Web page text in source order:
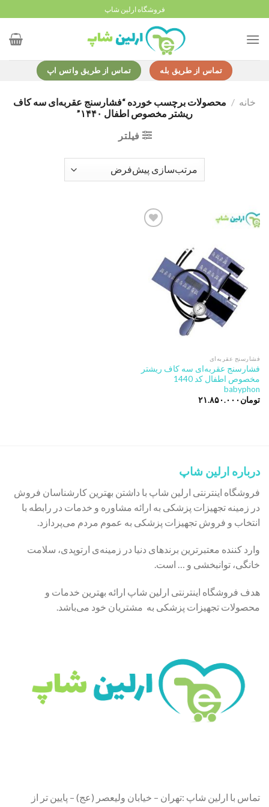
to
content
فروشگاه ارلین شاپ
تماس از طریق بله تماس از طریق واتس اپ
خانه / محصولات برچسب خورده “فشارسنج عقربه‌ای سه کاف
ریشتر مخصوص اطفال ۱۴۴۰”
فیلتر
wishlist
فشارسنج عقربه‌ای
فشارسنج عقربه‌ای سه کاف ریشتر
مخصوص اطفال کد 1440
babyphon
تومان ۲۱.۸۵۰.۰۰۰
درباره ارلین شاپ
فروشگاه اینترنتی ارلین شاپ با داشتن بهترین کارشناسان فروش
در زمینه تجهیزات پزشکی به ارائه مشاوره و خدمات در رابطه با
انتخاب و فروش تجهیزات پزشکی به عموم مردم می‌پردازد.
وارد کننده معتبرترین برندهای دنیا در زمینه‌ی ارتوپدی، سلامت
خانگی، توانبخشی و … است.
هدف فروشگاه اینترنتی ارلین شاپ ارائه بهترین خدمات و
محصولات تجهیزات پزشکی به مشتریان خود می‌باشد.
تماس با ارلین شاپ :تهران – خیابان ولیعصر (عج) – پایین تر از